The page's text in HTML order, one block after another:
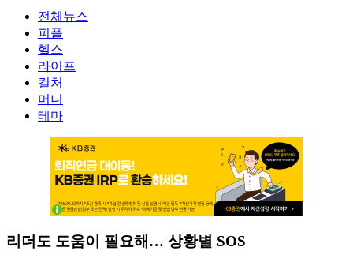
전체뉴스
피플
헬스
라이프
컬처
머니
테마
리더도 도움이 필요해… 상황별 SOS